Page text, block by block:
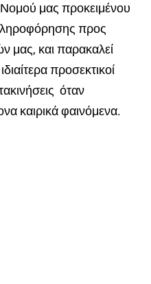
μας προκειμένου
προς
μας, και παρακαλεί
προσεκτικοί
όταν
καιρικά φαινόμενα.